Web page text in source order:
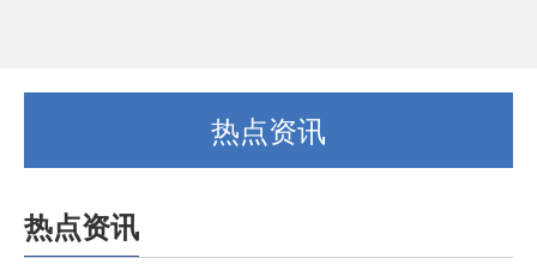
热点资讯
热点资讯